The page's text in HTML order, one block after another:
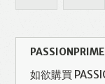
如欲購買